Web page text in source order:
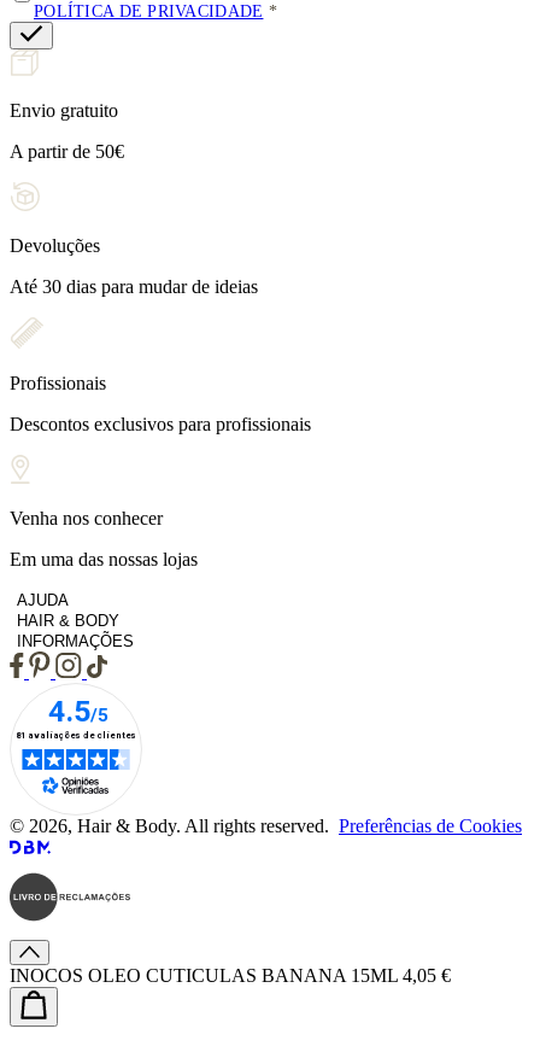
POLÍTICA DE PRIVACIDADE
Envio gratuito
A partir de 50€
Devoluções
Até 30 dias para mudar de ideias
Profissionais
Descontos exclusivos para profissionais
Venha nos conhecer
Em uma das nossas lojas
AJUDA
HAIR & BODY
INFORMAÇÕES
© 2026, Hair & Body. All rights reserved. Preferências de Cookies
INOCOS OLEO CUTICULAS BANANA 15ML 4,05 €